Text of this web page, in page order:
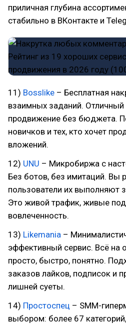
приличная глубина
стабильно в ВКонтакте и
11) Bosslike – Бесплатная
взаимных заданий. Отличный
продвижение без бюджета.
новичков и тех, кто хочет
вложений.
12) UNU – Микробиржа с
Без ботов, без имитаций. Вы
пользователи их выполняют
Это живой трафик, живые
вовлеченность.
13) Likemania –
эффективный сервис. Всё на
просто, быстро, понятно.
заказов лайков, подписок и
лишней суеты.
14) Простоспец – SMM-
выбором: более 67